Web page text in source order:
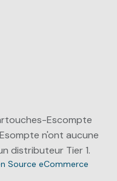
Escompte
n'ont aucune
distributeur Tier 1.
Source eCommerce